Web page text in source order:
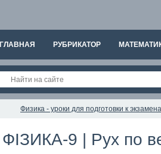
ГЛАВНАЯ РУБРИКАТОР
Физика - уроки для подготовки к
ФІЗИКА-9 | Рух по